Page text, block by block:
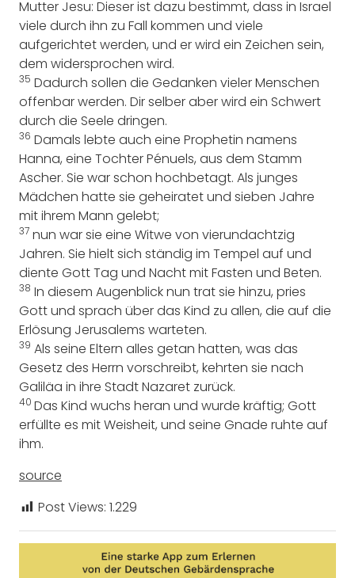
Mutter Jesu: Dieser ist dazu bestimmt, dass in Israel
viele durch ihn zu Fall kommen und viele
aufgerichtet werden, und er wird ein Zeichen sein,
dem widersprochen wird.
35 Dadurch sollen die Gedanken vieler Menschen
offenbar werden. Dir selber aber wird ein Schwert
durch die Seele dringen.
36 Damals lebte auch eine Prophetin namens
Hanna, eine Tochter Pénuels, aus dem Stamm
Ascher. Sie war schon hochbetagt. Als junges
Mädchen hatte sie geheiratet und sieben Jahre
mit ihrem Mann gelebt;
37 nun war sie eine Witwe von vierundachtzig
Jahren. Sie hielt sich ständig im Tempel auf und
diente Gott Tag und Nacht mit Fasten und Beten.
38 In diesem Augenblick nun trat sie hinzu, pries
Gott und sprach über das Kind zu allen, die auf die
Erlösung Jerusalems warteten.
39 Als seine Eltern alles getan hatten, was das
Gesetz des Herrn vorschreibt, kehrten sie nach
Galiläa in ihre Stadt Nazaret zurück.
40 Das Kind wuchs heran und wurde kräftig; Gott
erfüllte es mit Weisheit, und seine Gnade ruhte auf
ihm.
source
Post Views: 1.229